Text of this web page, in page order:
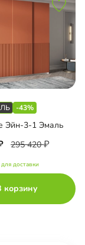
-43%
Эйн-3-1 Эмаль
295 420
доставки
корзину